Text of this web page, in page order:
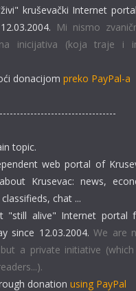
kruševački Internet
Mi nismo
inicijativa (koja traje i
donacijom preko PayPal-a
topic.
web portal of
Krusevac: news,
chat ...
"still alive" Internet portal
since 12.03.2004. We are
a private initiative
donation using PayPal